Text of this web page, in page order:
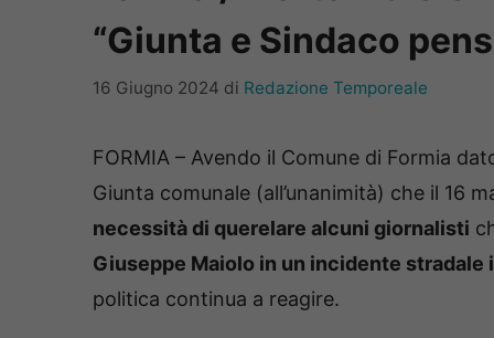
“Giunta e Sindaco
16 Giugno 2024 di Redazione Temporeale
FORMIA – Avendo il Comune di Formia
Giunta comunale (all’unanimità) che il 16
necessità di querelare alcuni giornalisti
Giuseppe Maiolo in un incidente
politica continua a reagire.